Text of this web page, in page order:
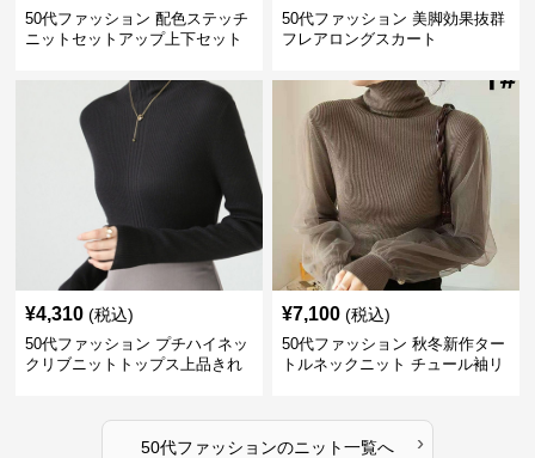
50代ファッション 配色ステッチ
ニットセットアップ上下セット
50代ファッション 美脚効果抜群
フレアロングスカート
¥4,310 (税込)
50代ファッション プチハイネッ
クリブニットトップス上品きれ
¥7,100 (税込)
50代ファッション 秋冬新作ター
トルネックニット チュール袖リ
50代ファッションのニット一覧へ ›